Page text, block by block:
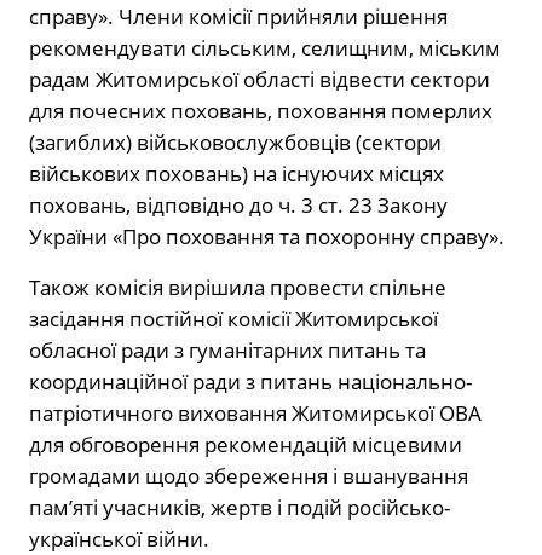
справу». Члени комісії прийняли рішення
рекомендувати сільським, селищним, міським
радам Житомирської області відвести сектори
для почесних поховань, поховання померлих
(загиблих) військовослужбовців (сектори
військових поховань) на існуючих місцях
поховань, відповідно до ч. 3 ст. 23 Закону
України «Про поховання та похоронну справу».
Також комісія вирішила провести спільне
засідання постійної комісії Житомирської
обласної ради з гуманітарних питань та
координаційної ради з питань національно-
патріотичного виховання Житомирської ОВА
для обговорення рекомендацій місцевими
громадами щодо збереження і вшанування
памʼяті учасників, жертв і подій російсько-
української війни.